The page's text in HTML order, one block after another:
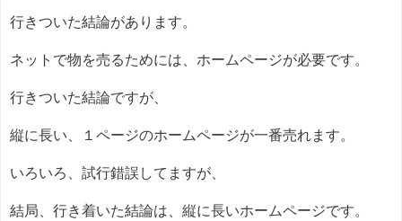
行きついた結論があります。
ネットで物を売るためには、ホームページが必要です。
行きついた結論ですが、
縦に長い、１ページのホームページが一番売れます。
いろいろ、試行錯誤してますが、
結局、行き着いた結論は、縦に長いホームページです。